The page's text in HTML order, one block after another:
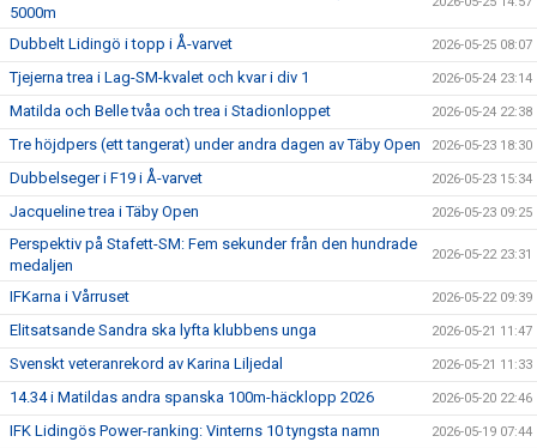
5000m
Dubbelt Lidingö i topp i Å-varvet 2026-05-25 08:07
Tjejerna trea i Lag-SM-kvalet och kvar i div 1 2026-05-24 23:14
Matilda och Belle tvåa och trea i Stadionloppet 2026-05-24 22:38
Tre höjdpers (ett tangerat) under andra dagen av Täby Open 2026-05-23 18:30
Dubbelseger i F19 i Å-varvet 2026-05-23 15:34
Jacqueline trea i Täby Open 2026-05-23 09:25
Perspektiv på Stafett-SM: Fem sekunder från den hundrade
medaljen
2026-05-22 23:31
IFKarna i Vårruset 2026-05-22 09:39
Elitsatsande Sandra ska lyfta klubbens unga 2026-05-21 11:47
Svenskt veteranrekord av Karina Liljedal 2026-05-21 11:33
14.34 i Matildas andra spanska 100m-häcklopp 2026 2026-05-20 22:46
IFK Lidingös Power-ranking: Vinterns 10 tyngsta namn 2026-05-19 07:44